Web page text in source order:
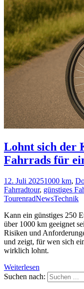
Lohnt sich der
Fahrrads für
12. Juli 20251000 km,
Fahrradtour, günstiges
TourenradNewsTechnik
Kann ein günstiges 250
über 1000 km geeignet
Risiken und
und zeigt, für wen sich
wirklich lohnt.
Weiterlesen
Suchen nach: